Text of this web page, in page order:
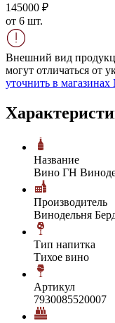
145000 ₽
от 6 шт.
Внешний вид
могут отличаться от
уточнить в
Название
Вино ГН
Производитель
Винодельня
Тип напитка
Тихое вино
Артикул
7930085520007